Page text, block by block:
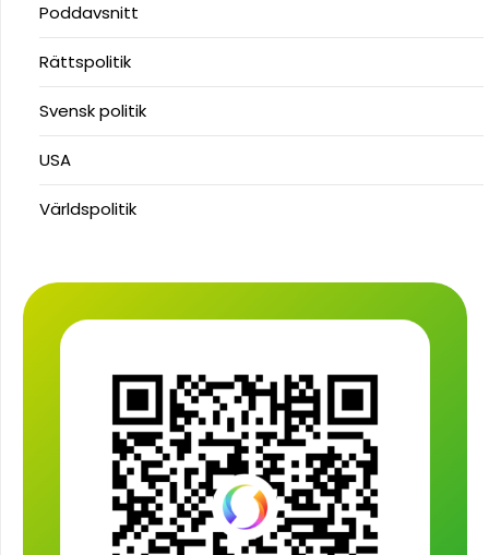
Poddavsnitt
Rättspolitik
Svensk politik
USA
Världspolitik